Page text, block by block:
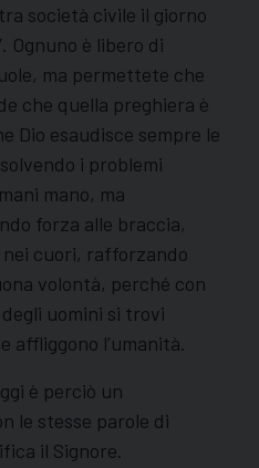
società civile il giorno
Ognuno è libero di
ma permettete che
che quella preghiera è
Dio esaudisce sempre le
i problemi
mano, ma
forza alle braccia,
cuori, rafforzando
volontà, perché con
degli uomini si trovi
affliggono l’umanità.
è perciò un
le stesse parole di
il Signore.